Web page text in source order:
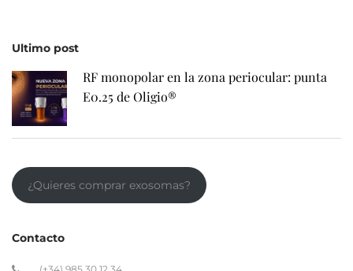
¿Quieres comprar exosomas?
(+34) 985 30 12 34